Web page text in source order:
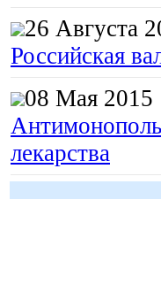
26 Августа
Российская
08 Мая 2015
лекарства